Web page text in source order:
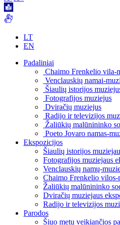
LT
EN
Padaliniai
Chaimo Frenkelio vila-
Venclauskių namai-
Šiaulių istorijos
Fotografijos muziejus
Dviračių muziejus
Radijo ir televizijos
Žaliūkių malūnininko
Poeto Jovaro namas-
Ekspozicijos
Šiaulių istorijos
Fotografijos muziejaus
Venclauskių namų-
Chaimo Frenkelio vilos-
Žaliūkių malūnininko
Dviračių muziejaus
Radijo ir televizijos
Parodos
Šiuo metu veikiančios